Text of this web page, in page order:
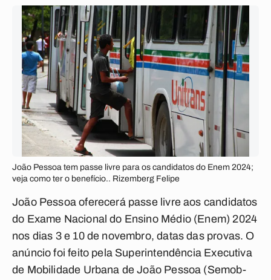
João Pessoa tem passe livre para os candidatos do Enem 2024;
veja como ter o benefício.. Rizemberg Felipe
João Pessoa oferecerá passe livre aos candidatos
do Exame Nacional do Ensino Médio (Enem) 2024
nos dias 3 e 10 de novembro, datas das provas. O
anúncio foi feito pela Superintendência Executiva
de Mobilidade Urbana de João Pessoa (Semob-